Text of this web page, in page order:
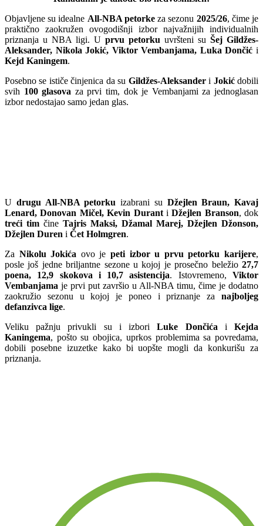
Objavljene su idealne All-NBA petorkeza sezonu 2025/26, čime je
praktično zaokružen ovogodišnji izbor najvažnijih individualnih
priznanja u NBA ligi. U prvu petorku uvršteni su Šej Gildžes-
Aleksander, Nikola Jokić, Viktor Vembanjama, Luka Dončić i
Kejd Kaningem.
Posebno se ističe činjenica da su Gildžes-Aleksanderi Jokićdobili
svih 100 glasova za prvi tim, dok je Vembanjami za jednoglasan
izbor nedostajao samo jedan glas.
U drugu All-NBA petorku izabrani su Džejlen Braun, Kavaj
Lenard, Donovan Mičel, Kevin DurantiDžejlen Branson, dok
treći tim čine Tajris Maksi, Džamal Marej, Džejlen Džonson,
Džejlen Duren i Čet Holmgren.
Za Nikolu Jokića ovo jepeti izbor u prvu petorku karijere,
posle još jedne briljantne sezone u kojoj je prosečno beležio 27,7
poena, 12,9 skokova i 10,7 asistencija. Istovremeno,Viktor
Vembanjama je prvi put završio u All-NBA timu, čime je dodatno
zaokružio sezonu u kojoj je poneo i priznanje za najboljeg
defanzivca lige.
Veliku pažnju privukli su i izboriLuke Dončića iKejda
Kaningema, pošto su obojica, uprkos problemima sa povredama,
dobili posebne izuzetke kako bi uopšte mogli da konkurišu za
priznanja.